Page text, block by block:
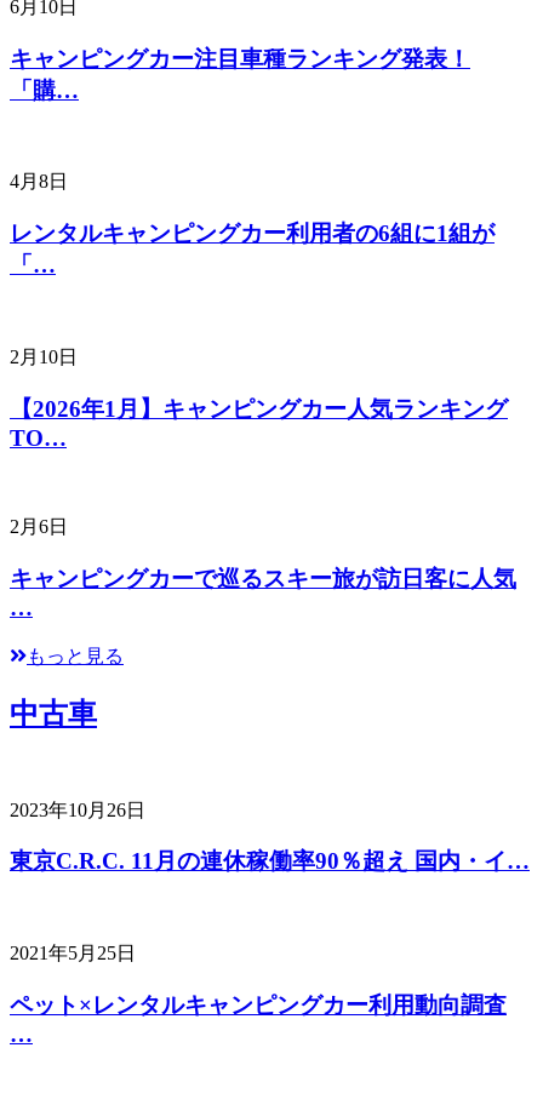
6月10日
キャンピングカー注目車種ランキング発表！
「購…
4月8日
レンタルキャンピングカー利用者の6組に1組が
「…
2月10日
【2026年1月】キャンピングカー人気ランキング
TO…
2月6日
キャンピングカーで巡るスキー旅が訪日客に人気
…
もっと見る
中古車
2023年10月26日
東京C.R.C. 11月の連休稼働率90％超え 国内・イ…
2021年5月25日
ペット×レンタルキャンピングカー利用動向調査
…